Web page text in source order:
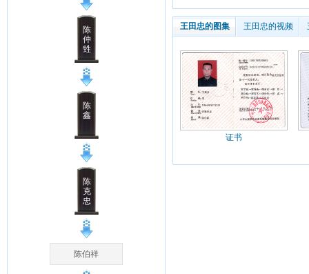
陈
仲
甡
陈
鑫
陈
克
忠
陈伯祥
王田忠的图集 王田忠的视频
证书